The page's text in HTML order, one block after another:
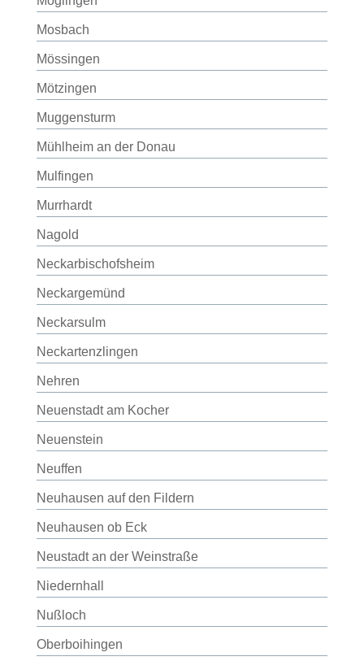
Mosbach
Mössingen
Mötzingen
Muggensturm
Mühlheim an der Donau
Mulfingen
Murrhardt
Nagold
Neckarbischofsheim
Neckargemünd
Neckarsulm
Neckartenzlingen
Nehren
Neuenstadt am Kocher
Neuenstein
Neuffen
Neuhausen auf den Fildern
Neuhausen ob Eck
Neustadt an der Weinstraße
Niedernhall
Nußloch
Oberboihingen